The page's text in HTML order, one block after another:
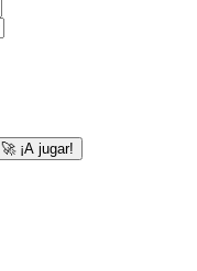
🚀 ¡A jugar!